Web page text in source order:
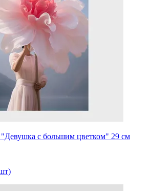
"Девушка с большим цветком" 29 см